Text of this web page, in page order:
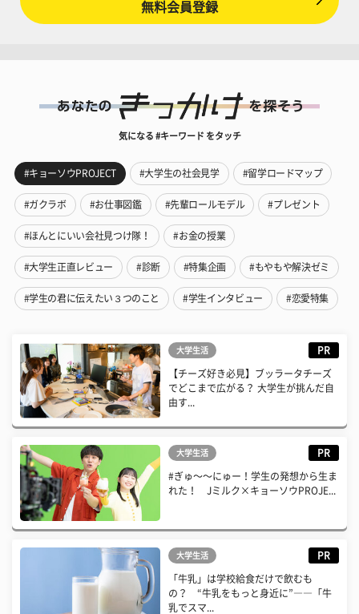
無料会員登録
気になる #キーワード をタッチ
#キョーソウPROJECT #大学生の社会見学 #留学ロードマップ
#ガクラボ #お仕事図鑑 #先輩ロールモデル #プレゼント
#ほんとにいい会社見つけ隊！ #お金の授業
#大学生正直レビュー #診断 #特集企画 #もやもや解決ゼミ
#学生の君に伝えたい３つのこと #学生インタビュー #恋愛特集
大学生活 PR
【チーズ好き必見】ブッラータチーズ
でどこまで広がる？ 大学生が挑んだ自
由す...
大学生活 PR
#ぎゅ〜〜にゅー！学生の発想から生ま
れた！ Jミルク×キョーソウPROJE...
大学生活 PR
「牛乳」は学校給食だけで飲むも
の？ “牛乳をもっと身近に”――「牛
乳でスマ...